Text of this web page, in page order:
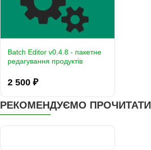
Batch Editor v0.4.8 - пакетне
редагування продуктів
2 500 ₽
РЕКОМЕНДУЄМО ПРОЧИТАТИ